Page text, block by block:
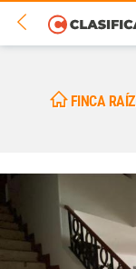
FINCA RAÍZ